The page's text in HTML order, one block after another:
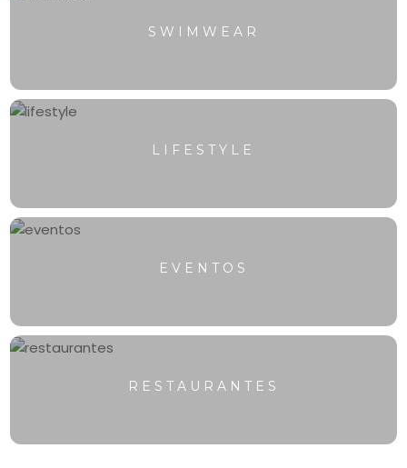
SWIMWEAR
LIFESTYLE
EVENTOS
RESTAURANTES